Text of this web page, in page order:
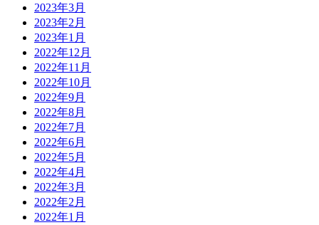
2023年3月
2023年2月
2023年1月
2022年12月
2022年11月
2022年10月
2022年9月
2022年8月
2022年7月
2022年6月
2022年5月
2022年4月
2022年3月
2022年2月
2022年1月